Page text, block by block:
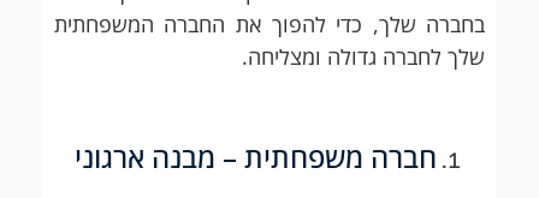
בחברה שלך, כדי להפוך את החברה המשפחתית
שלך לחברה גדולה ומצליחה.
חברה משפחתית – מבנה ארגוני